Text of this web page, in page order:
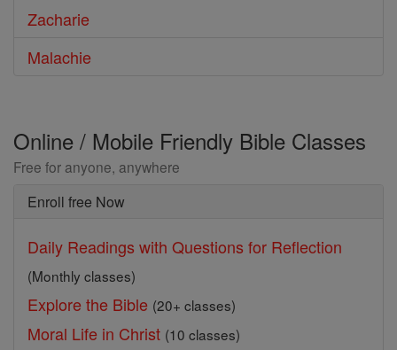
Zacharie
Malachie
Online / Mobile Friendly Bible Classes
Free for anyone, anywhere
Enroll free Now
Daily Readings with Questions for Reflection
(Monthly classes)
Explore the Bible (20+ classes)
Moral Life in Christ (10 classes)